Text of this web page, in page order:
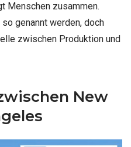
Menschen zusammen.
genannt werden, doch
zwischen Produktion und
New